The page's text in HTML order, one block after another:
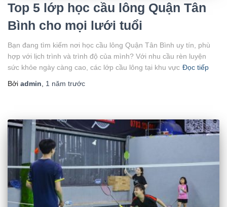
Top 5 lớp học cầu lông Quận Tân
Bình cho mọi lưới tuổi
Bạn đang tìm kiếm nơi học cầu lông Quận Tân Bình uy tín, phù
hợp với lịch trình và trình độ của mình? Với nhu cầu rèn luyện
sức khỏe ngày càng cao, các lớp cầu lông tại khu vực Đọc tiếp
Bởi admin 1 năm trước